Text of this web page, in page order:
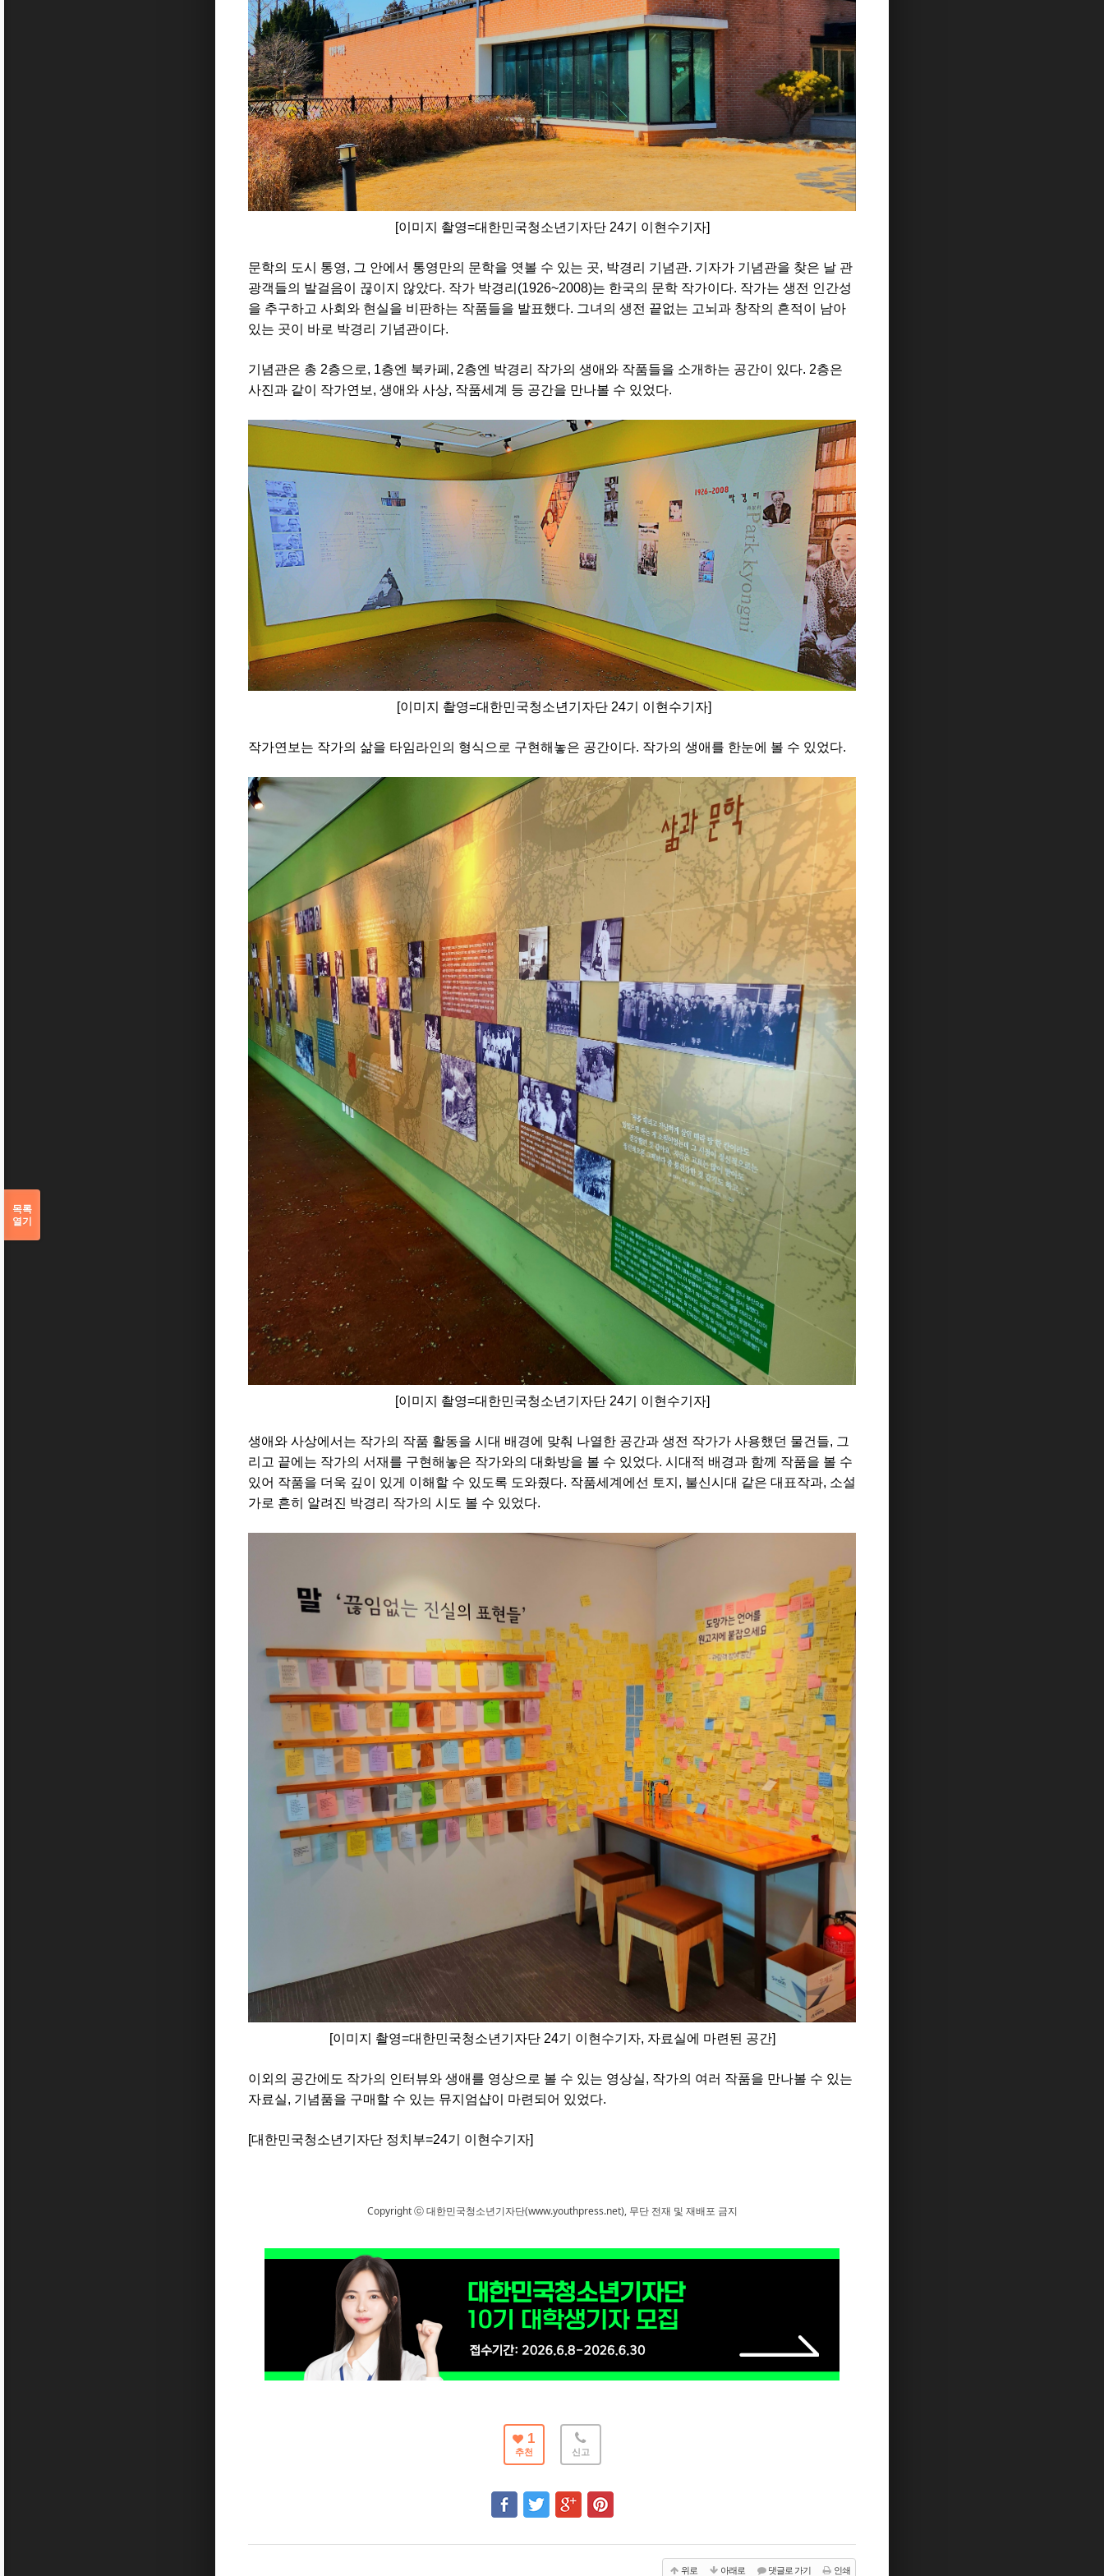
[이미지 촬영=대한민국청소년기자단 24기 이현수기자]
문학의 도시 통영, 그 안에서 통영만의 문학을 엿볼 수 있는 곳, 박경리 기념관. 기자가 기념관을 찾은 날 관
광객들의 발걸음이 끊이지 않았다. 작가 박경리(1926~2008)는 한국의 문학 작가이다. 작가는 생전 인간성
을 추구하고 사회와 현실을 비판하는 작품들을 발표했다. 그녀의 생전 끝없는 고뇌과 창작의 흔적이 남아
있는 곳이 바로 박경리 기념관이다.
기념관은 총 2층으로, 1층엔 북카페, 2층엔 박경리 작가의 생애와 작품들을 소개하는 공간이 있다. 2층은
사진과 같이 작가연보, 생애와 사상, 작품세계 등 공간을 만나볼 수 있었다.
[이미지 촬영=대한민국청소년기자단 24기 이현수기자]
작가연보는 작가의 삶을 타임라인의 형식으로 구현해놓은 공간이다. 작가의 생애를 한눈에 볼 수 있었다.
[이미지 촬영=대한민국청소년기자단 24기 이현수기자]
생애와 사상에서는 작가의 작품 활동을 시대 배경에 맞춰 나열한 공간과 생전 작가가 사용했던 물건들, 그
리고 끝에는 작가의 서재를 구현해놓은 작가와의 대화방을 볼 수 있었다. 시대적 배경과 함께 작품을 볼 수
있어 작품을 더욱 깊이 있게 이해할 수 있도록 도와줬다. 작품세계에선 토지, 불신시대 같은 대표작과, 소설
가로 흔히 알려진 박경리 작가의 시도 볼 수 있었다.
[이미지 촬영=대한민국청소년기자단 24기 이현수기자, 자료실에 마련된 공간]
이외의 공간에도 작가의 인터뷰와 생애를 영상으로 볼 수 있는 영상실, 작가의 여러 작품을 만나볼 수 있는
자료실, 기념품을 구매할 수 있는 뮤지엄샵이 마련되어 있었다.
[대한민국청소년기자단 정치부=24기 이현수기자]
Copyright ⓒ 대한민국청소년기자단(www.youthpress.net), 무단 전재 및 재배포 금지
1
추천 신고
위로 아래로 댓글로 가기 인쇄
목록
열기